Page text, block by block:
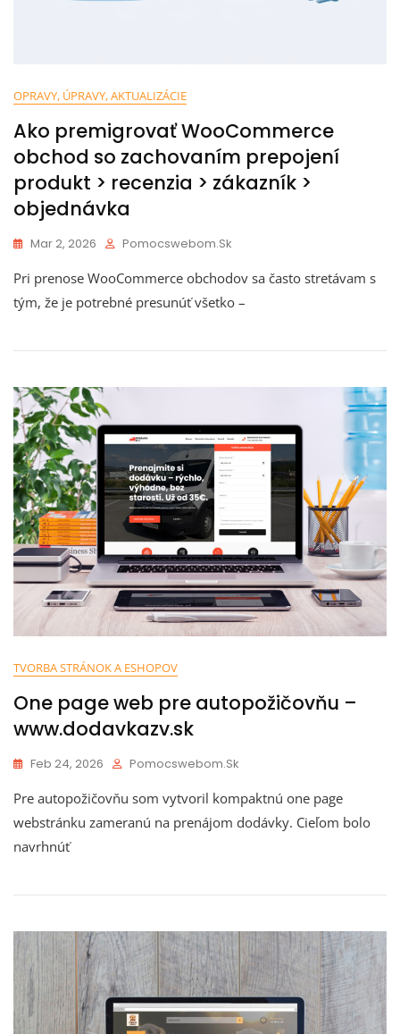
OPRAVY, ÚPRAVY, AKTUALIZÁCIE
Ako premigrovať WooCommerce
obchod so zachovaním prepojení
produkt > recenzia > zákazník >
objednávka
Mar 2, 2026 Pomocswebom.sk
Pri prenose WooCommerce obchodov sa často stretávam s
tým, že je potrebné presunúť všetko –
TVORBA STRÁNOK A ESHOPOV
One page web pre autopožičovňu –
www.dodavkazv.sk
Feb 24, 2026 Pomocswebom.sk
Pre autopožičovňu som vytvoril kompaktnú one page
webstránku zameranú na prenájom dodávky. Cieľom bolo
navrhnúť